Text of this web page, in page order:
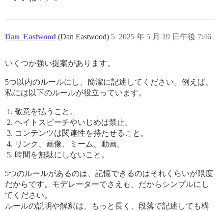
Dan_Eastwood (Dan Eastwood) 2025 年 5 月 19 日午後 7:46
5
いくつか強い提案があります。
5つ以内のルールにし、簡潔に記述してください。例えば、
私には以下のルールが役立っています。
敬意を払うこと。
ヘイトスピーチやいじめは禁止。
コンテンツは関連性を持たせること。
リンク、画像、ミーム、動画。
時間を無駄にしないこと。
5つのルールがあるのは、記憶できるのはそれくらいが限度
だからです。モデレーターでさえも、だからシンプルにし
てください。
ルールの説明や解釈は、もっと長く、段落で記述しても構